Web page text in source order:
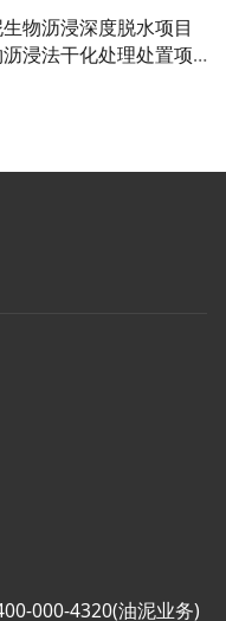
物沥浸深度脱水项目
浸法干化处理处置项目
000-4320(油泥业务)